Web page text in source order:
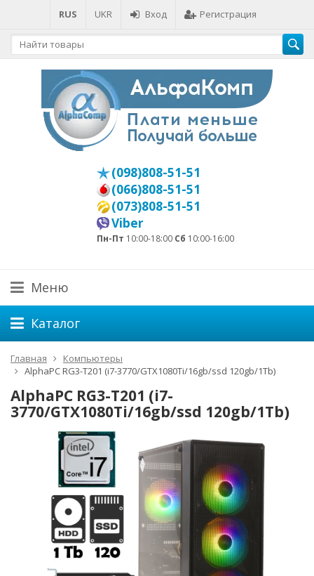
RUS UKR Вход Регистрация
(098)808-51-51
(066)808-51-51
(073)808-51-51
Viber
Пн-Пт 10:00-18:00 Сб 10:00-16:00
Меню
Каталог
Главная
Компьютеры
AlphaPC RG3-T201 (i7-3770/GTX1080Ti/16gb/ssd 120gb/1Tb)
AlphaPC RG3-T201 (i7-
3770/GTX1080Ti/16gb/ssd 120gb/1Tb)